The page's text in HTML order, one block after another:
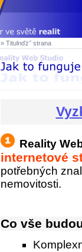
» Titulnďż˝ strana
Reality
internetové
potřebných
nemovitosti.
Co vše